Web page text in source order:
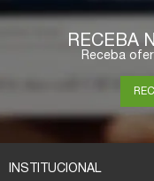
RECEBA
Receba
INSTITUCIONAL